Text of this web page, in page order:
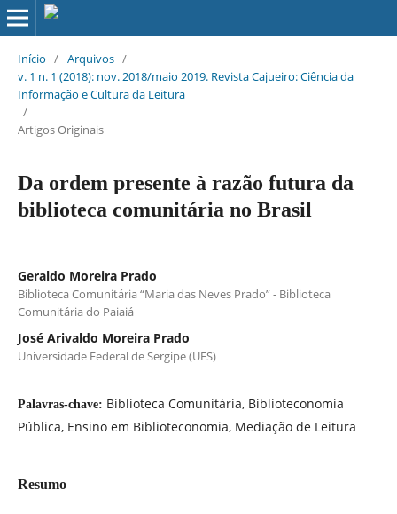
Início / Arquivos /
v. 1 n. 1 (2018): nov. 2018/maio 2019. Revista Cajueiro: Ciência da
Informação e Cultura da Leitura
/
Artigos Originais
Da ordem presente à razão futura da
biblioteca comunitária no Brasil
Geraldo Moreira Prado
Biblioteca Comunitária “Maria das Neves Prado” - Biblioteca
Comunitária do Paiaiá
José Arivaldo Moreira Prado
Universidade Federal de Sergipe (UFS)
Palavras-chave: Biblioteca Comunitária, Biblioteconomia
Pública, Ensino em Biblioteconomia, Mediação de Leitura
Resumo